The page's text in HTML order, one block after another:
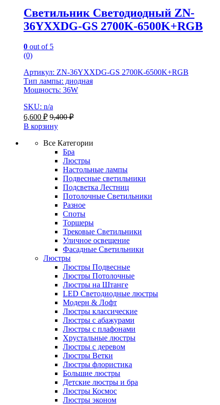
Светильник Светодиодный ZN-
36YXXDG-GS 2700K-6500K+RGB
0 out of 5
(0)
Артикул: ZN-36YXXDG-GS 2700K-6500K+RGB
Тип лампы: диодная
Мощность: 36W
SKU: n/a
6,600 ₽ 9,400₽
В корзину
Все Категории
Бра
Люстры
Настольные лампы
Подвесные светильники
Подсветка Лестниц
Потолочные Светильники
Разное
Споты
Торшеры
Трековые Светильники
Уличное освещение
Фасадные Светильники
Люстры
Люстры Подвесные
Люстры Потолочные
Люстры на Штанге
LED Светодиодные люстры
Модерн & Лофт
Люстры классические
Люстры с абажурами
Люстры с плафонами
Хрустальные люстры
Люстры с деревом
Люстры Ветки
Люстры флористика
Большие люстры
Детские люстры и бра
Люстры Космос
Люстры эконом